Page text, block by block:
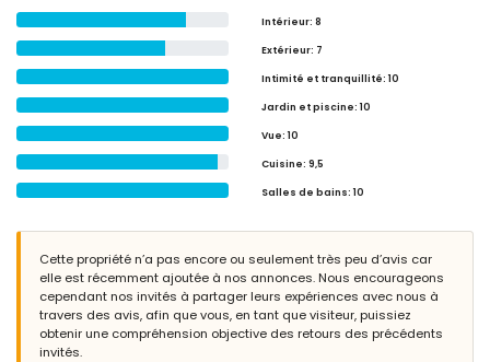
Intérieur: 8
Extérieur: 7
Intimité et tranquillité: 10
Jardin et piscine: 10
Vue: 10
Cuisine: 9,5
Salles de bains: 10
Cette propriété n’a pas encore ou seulement très peu d’avis car
elle est récemment ajoutée à nos annonces. Nous encourageons
cependant nos invités à partager leurs expériences avec nous à
travers des avis, afin que vous, en tant que visiteur, puissiez
obtenir une compréhension objective des retours des précédents
invités.